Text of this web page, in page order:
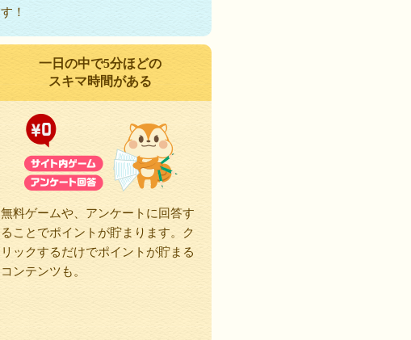
す！
一日の中で5分ほどの
スキマ時間がある
無料ゲームや、アンケートに回答す
ることでポイントが貯まります。ク
リックするだけでポイントが貯まる
コンテンツも。